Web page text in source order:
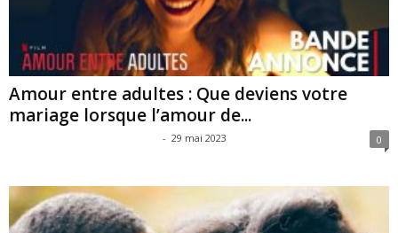
Amour entre adultes : Que deviens votre
mariage lorsque l’amour de...
- 29 mai 2023 0